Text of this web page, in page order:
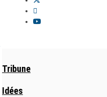
Tribune
Idées